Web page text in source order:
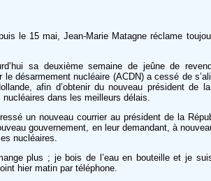
le 15 mai, Jean-Marie Matagne réclame
sa deuxième semaine de jeûne de
le désarmement nucléaire (ACDN) a cessé de
afin d’obtenir du nouveau président de la
nucléaires dans les meilleurs délais.
un nouveau courrier au président de la
gouvernement, en leur demandant, à
nucléaires.
plus ; je bois de l’eau en bouteille et je
hier matin par téléphone.